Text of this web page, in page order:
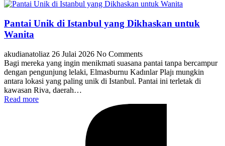
Pantai Unik di Istanbul yang Dikhaskan untuk
Wanita
akudianatoliaz 26 Julai 2026 No Comments
Bagi mereka yang ingin menikmati suasana pantai tanpa bercampur
dengan pengunjung lelaki, Elmasburnu Kadınlar Plajı mungkin
antara lokasi yang paling unik di Istanbul. Pantai ini terletak di
kawasan Riva, daerah…
Read more